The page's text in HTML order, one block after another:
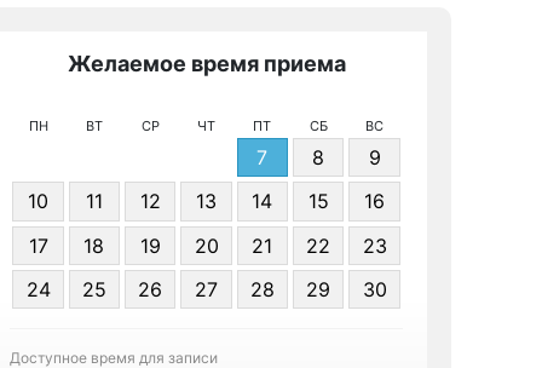
Желаемое время приема
ПН ВТ СР ЧТ ПТ СБ ВС
7 8
9
10
11 12 13 14 15
16
17
18 19 20 21 22
23
24
25 26 27 28 29 30
Доступное время для записи